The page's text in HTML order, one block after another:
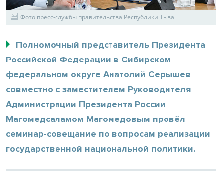
Фото пресс-службы правительства Республики Тыва
Полномочный представитель Президента
Российской Федерации в Сибирском
федеральном округе Анатолий Серышев
совместно с заместителем Руководителя
Администрации Президента России
Магомедсаламом Магомедовым провёл
семинар-совещание по вопросам реализации
государственной национальной политики.